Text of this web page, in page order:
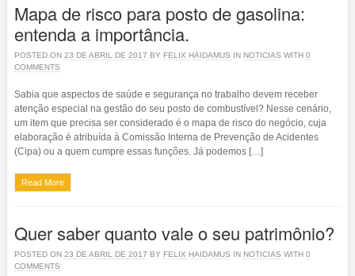
Mapa de risco para posto de gasolina:
entenda a importância.
POSTED ON 23 DE ABRIL DE 2017 BY FELIX HAIDAMUS IN NOTICIAS WITH 0
COMMENTS
Sabia que aspectos de saúde e segurança no trabalho devem receber
atenção especial na gestão do seu posto de combustível? Nesse cenário,
um item que precisa ser considerado é o mapa de risco do negócio, cuja
elaboração é atribuída à Comissão Interna de Prevenção de Acidentes
(Cipa) ou a quem cumpre essas funções. Já podemos […]
Read More
Quer saber quanto vale o seu patrimônio?
POSTED ON 23 DE ABRIL DE 2017 BY FELIX HAIDAMUS IN NOTICIAS WITH 0
COMMENTS